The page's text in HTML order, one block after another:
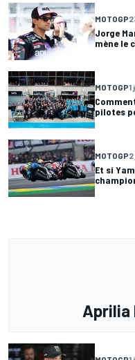
MOTOGP
Jorge
mène le
MOTOGP1 j
pilotes
MOTOGP2
Et si
Aprilia